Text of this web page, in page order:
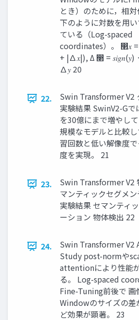
とき）のために，相
下のように対数を用
ている（Log-spaced
coordinates）。 ෢𝑥 =
+ |∆𝑥|), Δ ෢ =
∆𝑦 20
22.
Swin Transformer V2
実験結果 SwinV2-G
を30億にまで増やし
規模なモデルと比較
習回数と低い解像度
度を実現。 21
23.
Swin Transformer V2
マンティックセグメ
実験結果 セマンティ
ーション 物体検出 22
24.
Swin Transformer V2
Study post-normや
attentionにより性能
る。 Log-spaced
Fine-Tuning前後で 画
Windowのサイズの差
ど効果が顕著。 23